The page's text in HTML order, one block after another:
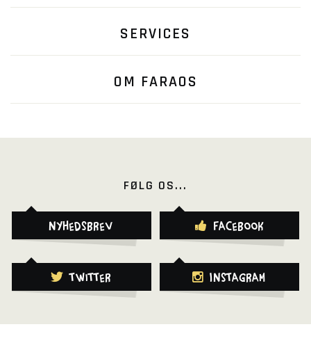
SERVICES
OM FARAOS
FØLG OS...
Nyhedsbrev Facebook
Twitter Instagram